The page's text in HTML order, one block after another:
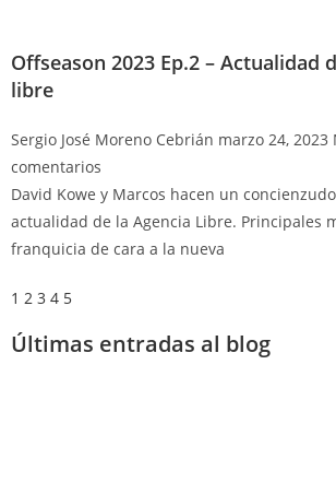
Offseason 2023 Ep.2 – Actualidad
libre
Sergio José Moreno Cebrián marzo 24, 2023
comentarios
David Kowe y Marcos hacen un
actualidad de la Agencia Libre. Principales
franquicia de cara a la nueva
1 2 3 4 5
Últimas entradas al blog